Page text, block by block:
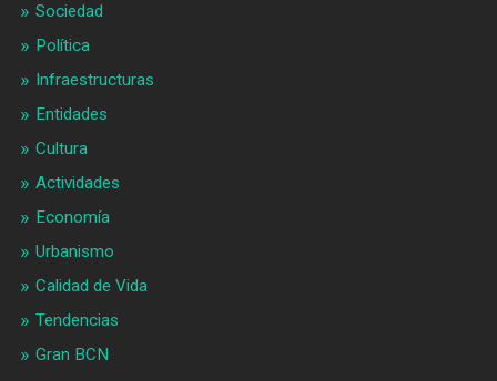
Sociedad
Política
Infraestructuras
Entidades
Cultura
Actividades
Economía
Urbanismo
Calidad de Vida
Tendencias
Gran BCN